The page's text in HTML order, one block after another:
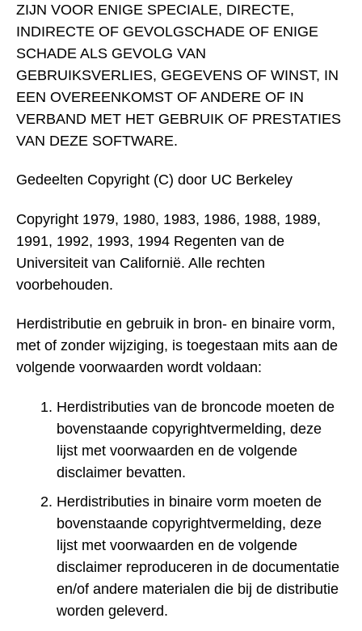
ZIJN VOOR ENIGE SPECIALE, DIRECTE,
INDIRECTE OF GEVOLGSCHADE OF ENIGE
SCHADE ALS GEVOLG VAN
GEBRUIKSVERLIES, GEGEVENS OF WINST, IN
EEN OVEREENKOMST OF ANDERE OF IN
VERBAND MET HET GEBRUIK OF PRESTATIES
VAN DEZE SOFTWARE.
Gedeelten Copyright (C) door UC Berkeley
Copyright 1979, 1980, 1983, 1986, 1988, 1989,
1991, 1992, 1993, 1994 Regenten van de
Universiteit van Californië. Alle rechten
voorbehouden.
Herdistributie en gebruik in bron- en binaire vorm,
met of zonder wijziging, is toegestaan mits aan de
volgende voorwaarden wordt voldaan:
Herdistributies van de broncode moeten de
bovenstaande copyrightvermelding, deze
lijst met voorwaarden en de volgende
disclaimer bevatten.
Herdistributies in binaire vorm moeten de
bovenstaande copyrightvermelding, deze
lijst met voorwaarden en de volgende
disclaimer reproduceren in de documentatie
en/of andere materialen die bij de distributie
worden geleverd.